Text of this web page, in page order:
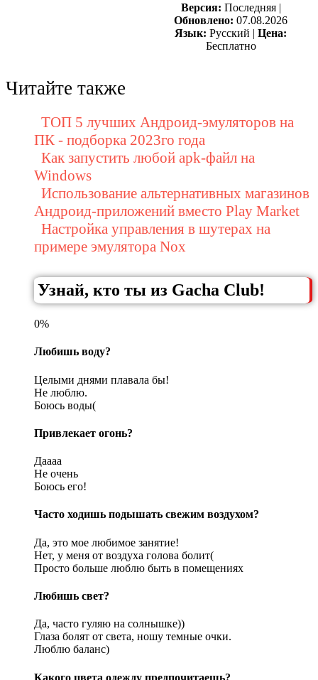
Версия: Последняя |
Обновлено: 07.08.2026
Язык: Русский | Цена:
Бесплатно
Читайте также
ТОП 5 лучших Андроид-эмуляторов на
ПК - подборка 2023го года
Как запустить любой apk-файл на
Windows
Использование альтернативных магазинов
Андроид-приложений вместо Play Market
Настройка управления в шутерах на
примере эмулятора Nox
Узнай, кто ты из Gacha Club!
0%
Любишь воду?
Целыми днями плавала бы!
Не люблю.
Боюсь воды(
Привлекает огонь?
Даааа
Не очень
Боюсь его!
Часто ходишь подышать свежим воздухом?
Да, это мое любимое занятие!
Нет, у меня от воздуха голова болит(
Просто больше люблю быть в помещениях
Любишь свет?
Да, часто гуляю на солнышке))
Глаза болят от света, ношу темные очки.
Люблю баланс)
Какого цвета одежду предпочитаешь?